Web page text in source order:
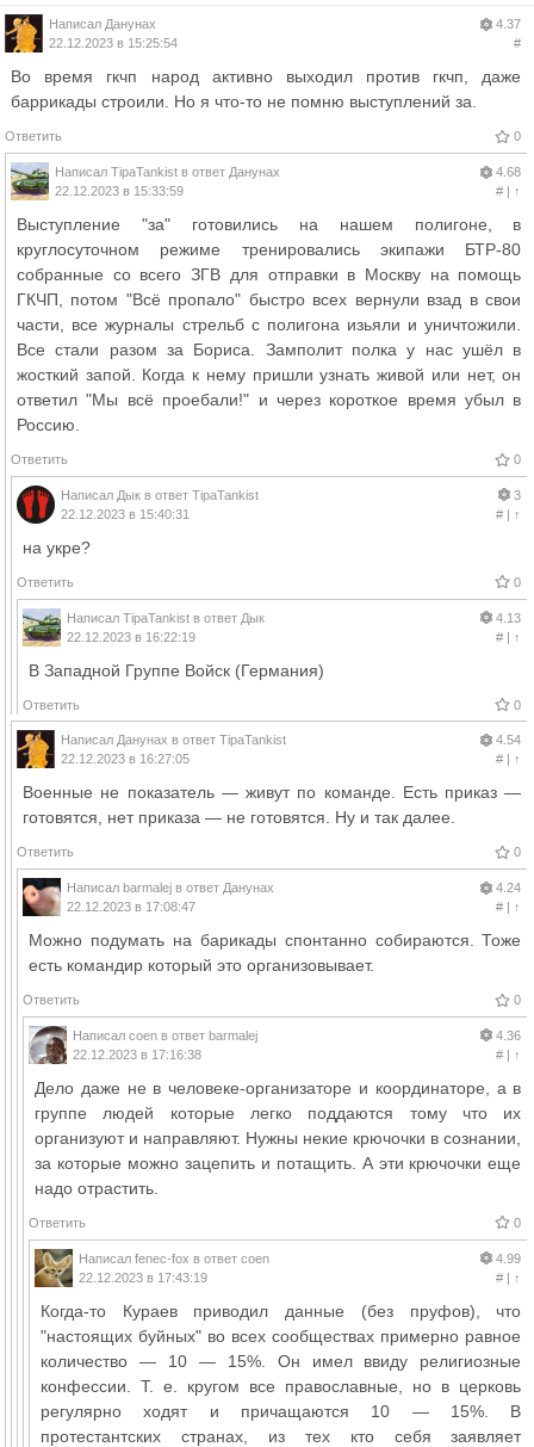
Написал Данунах
22.12.2023 в 15:25:54
4.37
#
Во время гкчп народ активно выходил против гкчп, даже
баррикады строили. Но я что-то не помню выступлений за.
Ответить 0
Написал TipaTankist в ответ Данунах
22.12.2023 в 15:33:59
4.68
#| ↑
Выступление "за" готовились на нашем полигоне, в
круглосуточном режиме тренировались экипажи БТР-80
собранные со всего ЗГВ для отправки в Москву на помощь
ГКЧП, потом "Всё пропало" быстро всех вернули взад в свои
части, все журналы стрельб с полигона изьяли и уничтожили.
Все стали разом за Бориса. Замполит полка у нас ушёл в
жосткий запой. Когда к нему пришли узнать живой или нет, он
ответил "Мы всё проебали!" и через короткое время убыл в
Россию.
Ответить 0
Написал Дык в ответ TipaTankist
22.12.2023 в 15:40:31
3
#| ↑
на укре?
Ответить 0
Написал TipaTankist в ответ Дык
22.12.2023 в 16:22:19
4.13
#| ↑
В Западной Группе Войск (Германия)
Ответить 0
Написал Данунах в ответ TipaTankist
22.12.2023 в 16:27:05
4.54
#| ↑
Военные не показатель — живут по команде. Есть приказ —
готовятся, нет приказа — не готовятся. Ну и так далее.
Ответить 0
Написал barmalej в ответ Данунах
22.12.2023 в 17:08:47
4.24
#| ↑
Можно подумать на барикады спонтанно собираются. Тоже
есть командир который это организовывает.
Ответить 0
Написал coen в ответ barmalej
22.12.2023 в 17:16:38
4.36
#| ↑
Дело даже не в человеке-организаторе и координаторе, а в
группе людей которые легко поддаются тому что их
организуют и направляют. Нужны некие крючочки в сознании,
за которые можно зацепить и потащить. А эти крючочки еще
надо отрастить.
Ответить 0
Написал fenec-fox в ответ coen
22.12.2023 в 17:43:19
4.99
#| ↑
Когда-то Кураев приводил данные (без пруфов), что
"настоящих буйных" во всех сообществах примерно равное
количество — 10 — 15%. Он имел ввиду религиозные
конфессии. Т. е. кругом все православные, но в церковь
регулярно ходят и причащаются 10 — 15%. В
протестантских странах, из тех кто себя заявляет